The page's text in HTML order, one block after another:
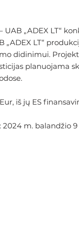
UAB „ADEX LT“
„ADEX LT“
didinimui.
planuojama
iš jų ES
m. balandžio 9